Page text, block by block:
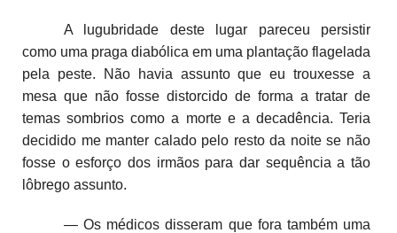
A lugubridade deste lugar pareceu persistir
como uma praga diabólica em uma plantação flagelada
pela peste. Não havia assunto que eu trouxesse a
mesa que não fosse distorcido de forma a tratar de
temas sombrios como a morte e a decadência. Teria
decidido me manter calado pelo resto da noite se não
fosse o esforço dos irmãos para dar sequência a tão
lôbrego assunto.
— Os médicos disseram que fora também uma